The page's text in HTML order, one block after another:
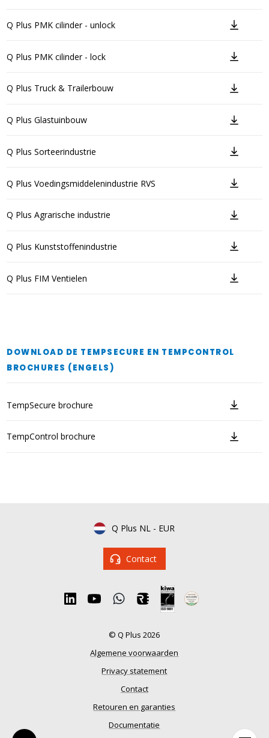
Q Plus PMK cilinder - unlock
Q Plus PMK cilinder - lock
Q Plus Truck & Trailerbouw
Q Plus Glastuinbouw
Q Plus Sorteerindustrie
Q Plus Voedingsmiddelenindustrie RVS
Q Plus Agrarische industrie
Q Plus Kunststoffenindustrie
Q Plus FIM Ventielen
DOWNLOAD DE TEMPSECURE EN TEMPCONTROL
BROCHURES (ENGELS)
TempSecure brochure
TempControl brochure
Q Plus NL - EUR
Contact
© Q Plus 2026
Algemene voorwaarden
Privacy statement
Contact
Retouren en garanties
Documentatie